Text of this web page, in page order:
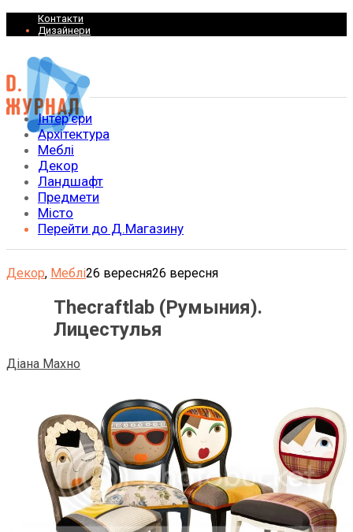
Контакти
Дизайнери
Інтер’єри
Архітектура
Меблі
Декор
Ландшафт
Предмети
Місто
Перейти до Д.Магазину
Декор, Меблі26 вересня26 вересня
Thecraftlab (Румыния).
Лицестулья
Діана Махно